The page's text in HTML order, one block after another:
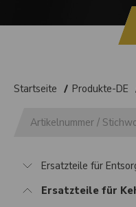
Startseite Produkte-DE
Ersatzteile für
Ersatzteile für